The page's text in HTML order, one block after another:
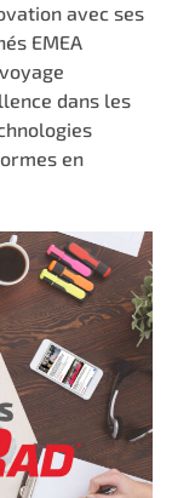
avec ses
EMEA
dans les
en